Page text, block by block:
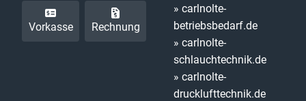
Vorkasse Rechnung
» carlnolte-
betriebsbedarf.de
» carlnolte-
schlauchtechnik.de
» carlnolte-
drucklufttechnik.de